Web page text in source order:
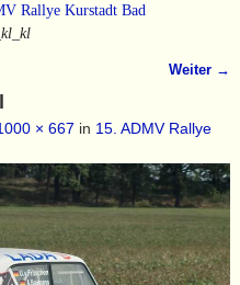
Rallye Kurstadt Bad
Weiter →
× 667 in 15. ADMV Rallye